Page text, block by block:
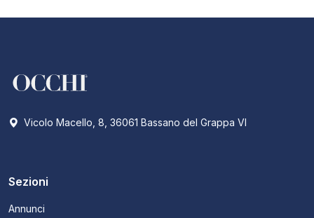
Vicolo Macello, 8, 36061 Bassano del Grappa VI
Sezioni
Annunci